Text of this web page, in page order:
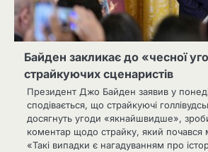
Байден закликає до «чесної
страйкуючих сценаристів
Президент Джо Байден заявив у
сподівається, що страйкуючі
досягнуть угоди «якнайшвидше»,
коментар щодо страйку, який почався
«Такі випадки є нагадуванням про